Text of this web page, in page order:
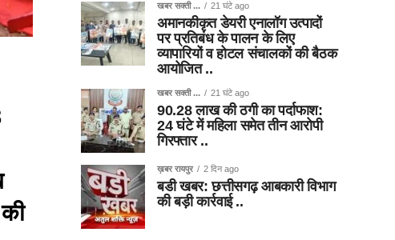
खबर सक्ती ... 21 घंटे ago
अमानकीकृत डेयरी एनालॉग उत्पादों
पर प्रतिबंध के पालन के लिए
व्यापारियों व होटल संचालकों की बैठक
आयोजित ..
खबर सक्ती ... 21 घंटे ago
90.28 लाख की ठगी का पर्दाफाश:
24 घंटे में महिला समेत तीन आरोपी
गिरफ्तार ..
ख़बर रायपुर 2 दिन ago
बडी खबर: छत्तीसगढ़ आबकारी विभाग
की बड़ी कार्रवाई ..